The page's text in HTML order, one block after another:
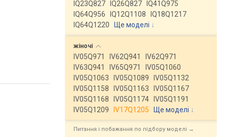
IQ23Q827
IQ26Q827
IQ41Q975
IQ64Q956
IQ12Q1108
IQ18Q1217
IQ64Q1220
Ще моделі ↓
жіночі
IV05Q971 IV62Q941
IV62Q971
IV63Q941
IV65Q971
IV05Q1060
IV05Q1063
IV05Q1089
IV05Q1132
IV05Q1158
IV05Q1163
IV05Q1167
IV05Q1168
IV05Q1174
IV05Q1191
IV05Q1209
IV17Q1205 Ще моделі ↓
Питання і побажання по підбору моделі →